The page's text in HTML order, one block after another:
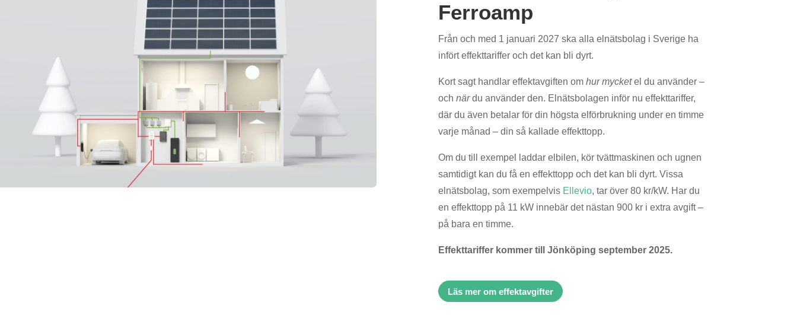
Ferroamp
Från och med 1 januari 2027 ska alla elnätsbolag i Sverige ha
infört effekttariffer och det kan bli dyrt.
Kort sagt handlar effektavgiften om hur mycket el du använder –
och när du använder den. Elnätsbolagen inför nu effekttariffer,
där du även betalar för din högsta elförbrukning under en timme
varje månad – din så kallade effekttopp.
Om du till exempel laddar elbilen, kör tvättmaskinen och ugnen
samtidigt kan du få en effekttopp och det kan bli dyrt. Vissa
elnätsbolag, som exempelvis Ellevio, tar över 80 kr/kW. Har du
en effekttopp på 11 kW innebär det nästan 900 kr i extra avgift –
på bara en timme.
Effekttariffer kommer till Jönköping september 2025.
Läs mer om effektavgifter